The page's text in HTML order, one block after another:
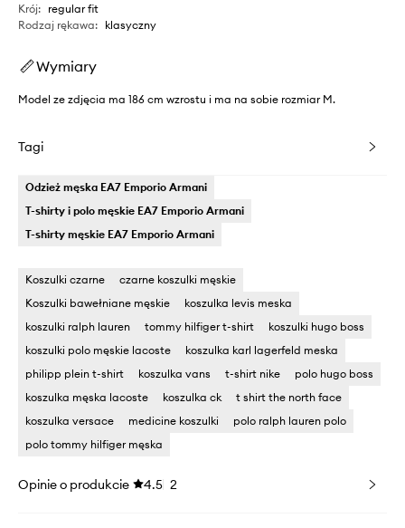
Krój: regular fit
Rodzaj rękawa: klasyczny
Wymiary
Model ze zdjęcia ma 186 cm wzrostu i ma na sobie rozmiar M.
Tagi
Odzież męska EA7 Emporio Armani
T-shirty i polo męskie EA7 Emporio Armani
T-shirty męskie EA7 Emporio Armani
Koszulki czarne
czarne koszulki męskie
Koszulki bawełniane męskie
koszulka levis meska
koszulki ralph lauren
tommy hilfiger t-shirt
koszulki hugo boss
koszulki polo męskie lacoste
koszulka karl lagerfeld meska
philipp plein t-shirt
koszulka vans t-shirt nike
polo hugo boss
koszulka męska lacoste
koszulka ck
t shirt the north face
koszulka versace
medicine koszulki
polo ralph lauren polo
polo tommy hilfiger męska
Opinie o produkcie 4.5 2